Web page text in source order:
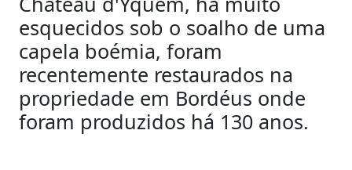
esquecidos sob o soalho de uma
capela boémia, foram
recentemente restaurados na
propriedade em Bordéus onde
foram produzidos há 130 anos.